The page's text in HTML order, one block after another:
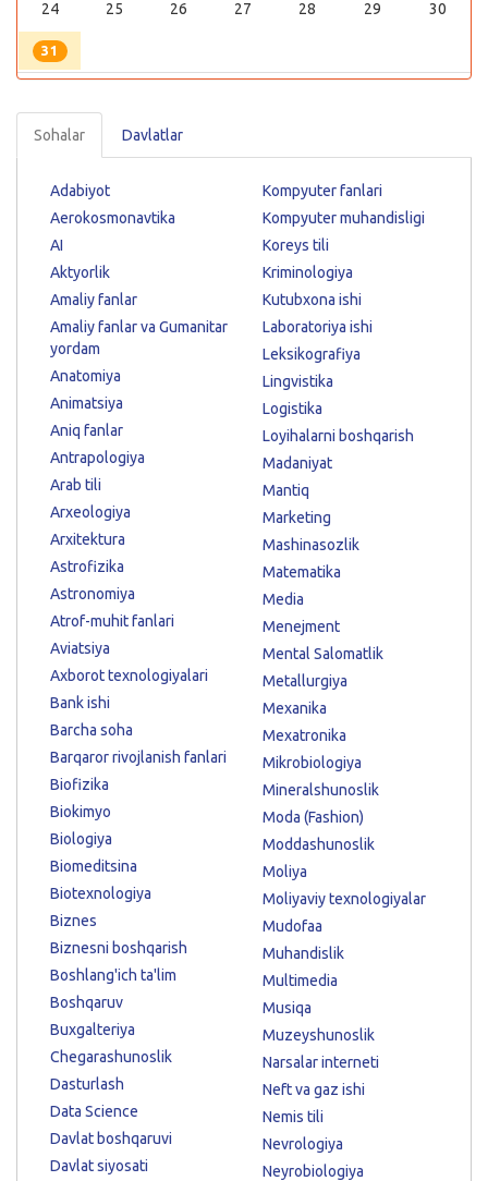
24 25 26 27 28 29 30
31
Sohalar Davlatlar
Adabiyot
Aerokosmonavtika
AI
Aktyorlik
Amaliy fanlar
Amaliy fanlar va Gumanitar
yordam
Anatomiya
Animatsiya
Aniq fanlar
Antrapologiya
Arab tili
Arxeologiya
Arxitektura
Astrofizika
Astronomiya
Atrof-muhit fanlari
Aviatsiya
Axborot texnologiyalari
Bank ishi
Barcha soha
Barqaror rivojlanish fanlari
Biofizika
Biokimyo
Biologiya
Biomeditsina
Biotexnologiya
Biznes
Biznesni boshqarish
Boshlang'ich ta'lim
Boshqaruv
Buxgalteriya
Chegarashunoslik
Dasturlash
Data Science
Davlat boshqaruvi
Davlat siyosati
Kompyuter fanlari
Kompyuter muhandisligi
Koreys tili
Kriminologiya
Kutubxona ishi
Laboratoriya ishi
Leksikografiya
Lingvistika
Logistika
Loyihalarni boshqarish
Madaniyat
Mantiq
Marketing
Mashinasozlik
Matematika
Media
Menejment
Mental Salomatlik
Metallurgiya
Mexanika
Mexatronika
Mikrobiologiya
Mineralshunoslik
Moda (Fashion)
Moddashunoslik
Moliya
Moliyaviy texnologiyalar
Mudofaa
Muhandislik
Multimedia
Musiqa
Muzeyshunoslik
Narsalar interneti
Neft va gaz ishi
Nemis tili
Nevrologiya
Neyrobiologiya